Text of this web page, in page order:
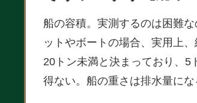
船の容積。実測するのは困難
ットやボートの場合、実用上
20トン未満と決まっており、5
得ない。船の重さは排水量にな